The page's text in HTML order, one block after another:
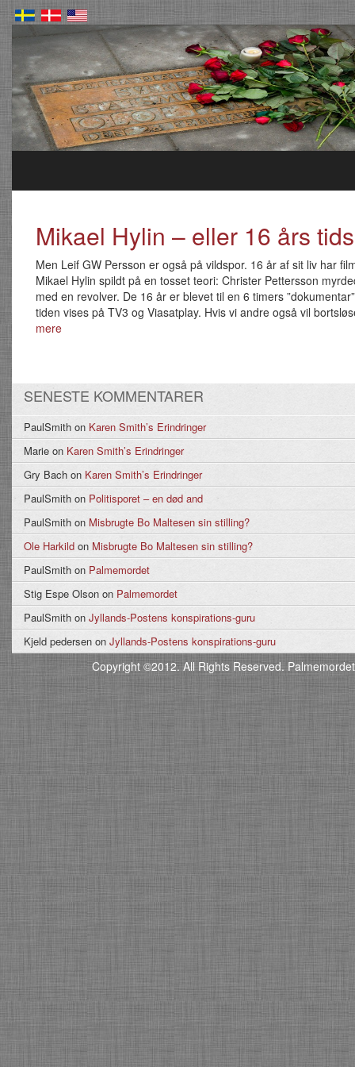
Mikael Hylin – eller 16 års
Men Leif GW Persson er også på vildspor. 16 år af sit liv har
Mikael Hylin spildt på en tosset teori: Christer Pettersson
med en revolver. De 16 år er blevet til en 6 timers
tiden vises på TV3 og Viasatplay. Hvis vi andre også vil
mere
SENESTE KOMMENTARER
PaulSmith on Karen Smith’s Erindringer
Marie on Karen Smith’s Erindringer
Gry Bach on Karen Smith’s Erindringer
PaulSmith on Politisporet – en død and
PaulSmith on Misbrugte Bo Maltesen sin stilling?
Ole Harkild on Misbrugte Bo Maltesen sin stilling?
PaulSmith on Palmemordet
Stig Espe Olson on Palmemordet
PaulSmith on Jyllands-Postens konspirations-guru
Kjeld pedersen on Jyllands-Postens konspirations-guru
Copyright ©2012. All Rights Reserved.